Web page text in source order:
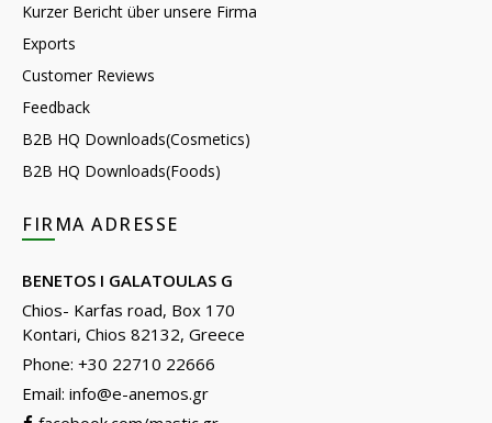
Kurzer Bericht über unsere Firma
Exports
Customer Reviews
Feedback
B2B HQ Downloads(Cosmetics)
B2B HQ Downloads(Foods)
FIRMA ADRESSE
BENETOS I GALATOULAS G
Chios- Karfas road, Box 170
Kontari, Chios 82132, Greece
Phone: +30 22710 22666
Email: info@e-anemos.gr